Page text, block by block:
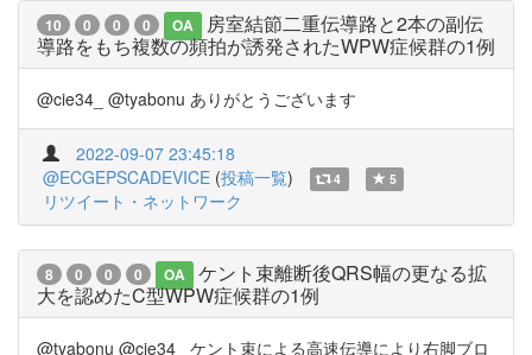
10 0 0 0 OA
房室結節二重伝導路と2本の副伝
導路をもち複数の頻拍が誘発されたWPW症候群の1例
@cie34_ @tyabonu ありがとうございます
2022-09-07 23:45:18
@ECGEPSCADEVICE (投稿一覧) 4 5
リツイート・ネットワーク
8 0 0 0 OA
ケント束離断後QRS幅の更なる拡
大を認めたC型WPW症候群の1例
@tyabonu @cie34_ ケント束による高速伝導により右脚ブロ